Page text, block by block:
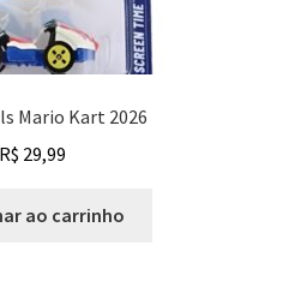
Mario Kart 2026
R$ 29,99
ao carrinho